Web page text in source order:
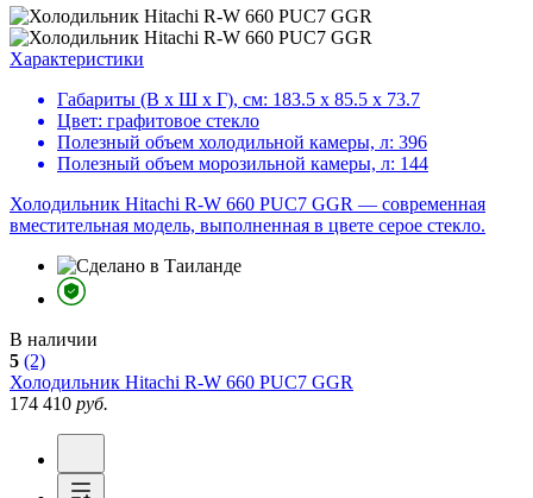
Характеристики
Габариты (В х Ш х Г), см: 183.5 х 85.5 х 73.7
Цвет: графитовое стекло
Полезный объем холодильной камеры, л: 396
Полезный объем морозильной камеры, л: 144
Холодильник Hitachi R-W 660 PUC7 GGR — современная
вместительная модель, выполненная в цвете серое стекло.
В наличии
5 (2)
Холодильник Hitachi R-W 660 PUC7 GGR
174 410 руб.